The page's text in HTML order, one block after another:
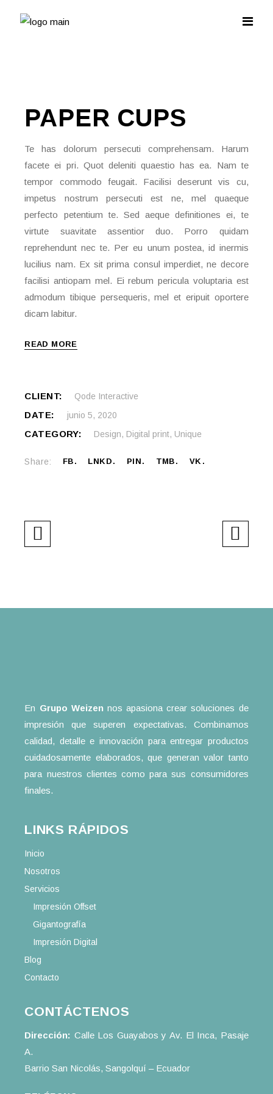
PAPER CUPS
Te has dolorum persecuti comprehensam. Harum
facete ei pri. Quot deleniti quaestio has ea. Nam te
tempor commodo feugait. Facilisi deserunt vis cu,
impetus nostrum persecuti est ne, mel quaeque
perfecto petentium te. Sed aeque definitiones ei, te
virtute suavitate assentior duo. Porro quidam
reprehendunt nec te. Per eu unum postea, id inermis
lucilius nam. Ex sit prima consul imperdiet, ne decore
facilisi antiopam mel. Ei rebum pericula voluptaria est
admodum tibique persequeris, mel et eripuit oportere
dicam labitur.
READ MORE
CLIENT: Qode Interactive
DATE: junio 5, 2020
CATEGORY: Design, Digital print, Unique
Share: FB LNKD PIN TMB VK
En Grupo Weizen nos apasiona crear soluciones de
impresión que superen expectativas. Combinamos
calidad, detalle e innovación para entregar productos
cuidadosamente elaborados, que generan valor tanto
para nuestros clientes como para sus consumidores
finales.
LINKS RÁPIDOS
Inicio
Nosotros
Servicios
Impresión Offset
Gigantografía
Impresión Digital
Blog
Contacto
CONTÁCTENOS
Dirección: Calle Los Guayabos y Av. El Inca, Pasaje
A.
Barrio San Nicolás, Sangolquí – Ecuador